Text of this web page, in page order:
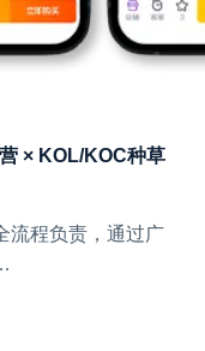
× KOL/KOC种草
流程负责，通过广